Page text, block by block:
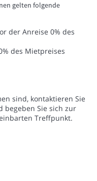
gelten folgende
der Anreise 0% des
des Mietpreises
sind, kontaktieren Sie
begeben Sie sich zur
Treffpunkt.